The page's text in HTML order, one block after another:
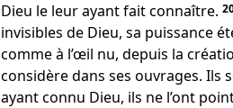
Dieu le leur ayant fait connaître.
invisibles de Dieu, sa puissance
comme à l’œil nu, depuis la
considère dans ses ouvrages. Ils
ayant connu Dieu, ils ne l’ont